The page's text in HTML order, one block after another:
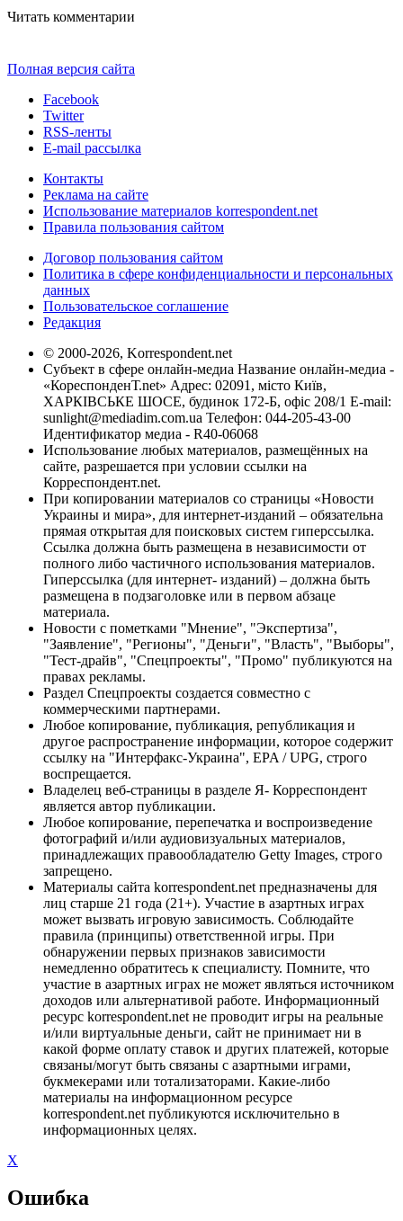
Читать комментарии
Полная версия сайта
Facebook
Twitter
RSS-ленты
E-mail рассылка
Контакты
Реклама на сайте
Использование материалов korrespondent.net
Правила пользования сайтом
Договор пользования сайтом
Политика в сфере конфиденциальности и персональных
данных
Пользовательское соглашение
Редакция
© 2000-2026, Korrespondent.net
Субъект в сфере онлайн-медиа Название онлайн-медиа -
«КореспонденТ.net» Адрес: 02091, місто Київ,
ХАРКІВСЬКЕ ШОСЕ, будинок 172-Б, офіс 208/1 E-mail:
sunlight@mediadim.com.ua Телефон: 044-205-43-00
Идентификатор медиа - R40-06068
Использование любых материалов, размещённых на
сайте, разрешается при условии ссылки на
Корреспондент.net.
При копировании материалов со страницы «Новости
Украины и мира», для интернет-изданий – обязательна
прямая открытая для поисковых систем гиперссылка.
Ссылка должна быть размещена в независимости от
полного либо частичного использования материалов.
Гиперссылка (для интернет- изданий) – должна быть
размещена в подзаголовке или в первом абзаце
материала.
Новости с пометками "Мнение", "Экспертиза",
"Заявление", "Регионы", "Деньги", "Власть", "Выборы",
"Тест-драйв", "Спецпроекты", "Промо" публикуются на
правах рекламы.
Раздел Спецпроекты создается совместно с
коммерческими партнерами.
Любое копирование, публикация, републикация и
другое распространение информации, которое содержит
ссылку на "Интерфакс-Украина", EPA / UPG, строго
воспрещается.
Владелец веб-страницы в разделе Я- Корреспондент
является автор публикации.
Любое копирование, перепечатка и воспроизведение
фотографий и/или аудиовизуальных материалов,
принадлежащих правообладателю Getty Images, строго
запрещено.
Материалы сайта korrespondent.net предназначены для
лиц старше 21 года (21+). Участие в азартных играх
может вызвать игровую зависимость. Соблюдайте
правила (принципы) ответственной игры. При
обнаружении первых признаков зависимости
немедленно обратитесь к специалисту. Помните, что
участие в азартных играх не может являться источником
доходов или альтернативой работе. Информационный
ресурс korrespondent.net не проводит игры на реальные
и/или виртуальные деньги, сайт не принимает ни в
какой форме оплату ставок и других платежей, которые
связаны/могут быть связаны с азартными играми,
букмекерами или тотализаторами. Какие-либо
материалы на информационном ресурсе
korrespondent.net публикуются исключительно в
информационных целях.
X
Ошибка